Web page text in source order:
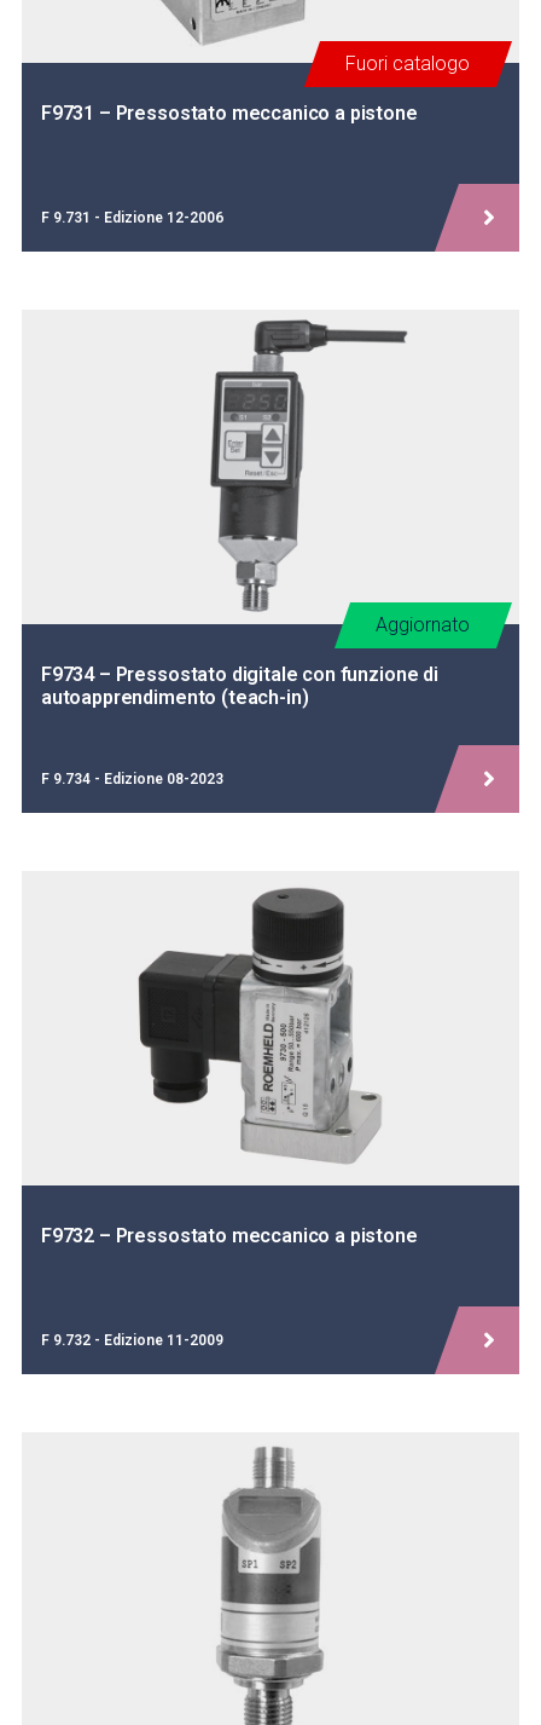
F9731 – Pressostato meccanico a pistone
Fuori catalogo
F 9.731 - Edizione 12-2006
F9734 – Pressostato digitale con funzione di
autoapprendimento (teach-in)
Aggiornato
F 9.734 - Edizione 08-2023
F9732 – Pressostato meccanico a pistone
F 9.732 - Edizione 11-2009